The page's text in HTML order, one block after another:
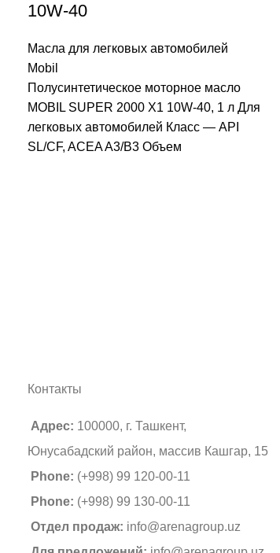
10W-40
Масла для легковых автомобилей
Mobil
Полусинтетическое моторное масло
MOBIL SUPER 2000 X1 10W-40, 1 л Для
легковых автомобилей Класс — API
SL/CF, ACEA A3/B3 Объем
Контакты
Адрес: 100000, г. Ташкент,
Юнусабадский район, массив Кашгар, 15
Phone: (+998) 99 120-00-11
Phone: (+998) 99 130-00-11
Отдел продаж: info@arenagroup.uz